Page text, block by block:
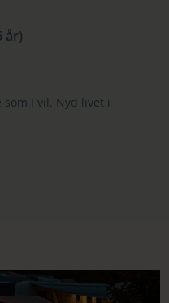
år)
som I vil. Nyd livet i